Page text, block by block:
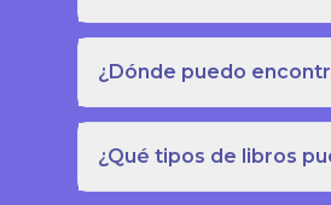
¿Dónde puedo
¿Qué tipos de libros